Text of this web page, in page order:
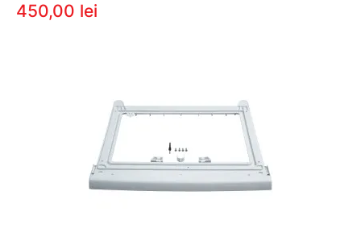
450,00 lei